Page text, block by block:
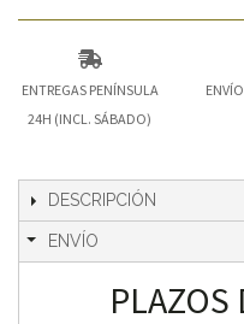
ENTREGAS PENÍNSULA
24H (INCL. SÁBADO)
DESCRIPCIÓN
ENVÍO
PLAZOS